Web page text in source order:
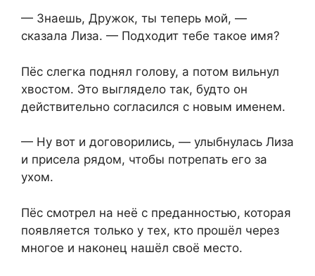
— Знаешь, Дружок, ты теперь мой, —
сказала Лиза. — Подходит тебе такое имя?
Пёс слегка поднял голову, а потом вильнул
хвостом. Это выглядело так, будто он
действительно согласился с новым именем.
— Ну вот и договорились, — улыбнулась Лиза
и присела рядом, чтобы потрепать его за
ухом.
Пёс смотрел на неё с преданностью, которая
появляется только у тех, кто прошёл через
многое и наконец нашёл своё место.